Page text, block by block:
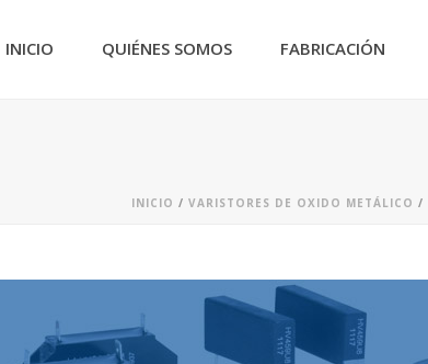
INICIO QUIÉNES SOMOS FABRICACIÓN
INICIO / VARISTORES DE OXIDO METÁLICO /